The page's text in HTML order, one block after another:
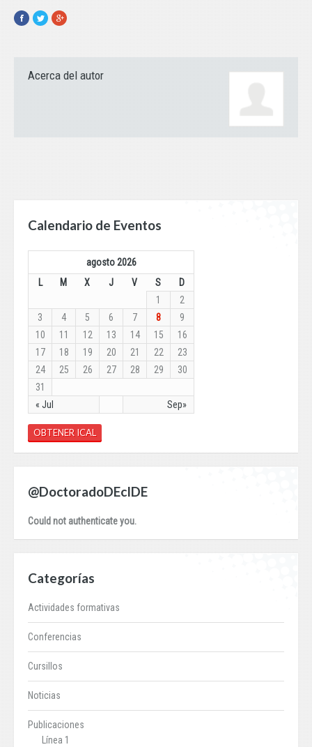
Facebook
TwitterGoogle+
Acerca del autor
Calendario de Eventos
agosto 2026
L
M X J V S D
« Jul Sep»
1
2
3
4 5 6 7 8
9
10
11 12 13 14 15
16
17
18 19 20 21 22
23
24
25 26 27 28 29
30
31
OBTENER ICAL
@DoctoradoDEcIDE
Could not authenticate you.
Categorías
Actividades formativas
Conferencias
Cursillos
Noticias
Publicaciones
Línea 1